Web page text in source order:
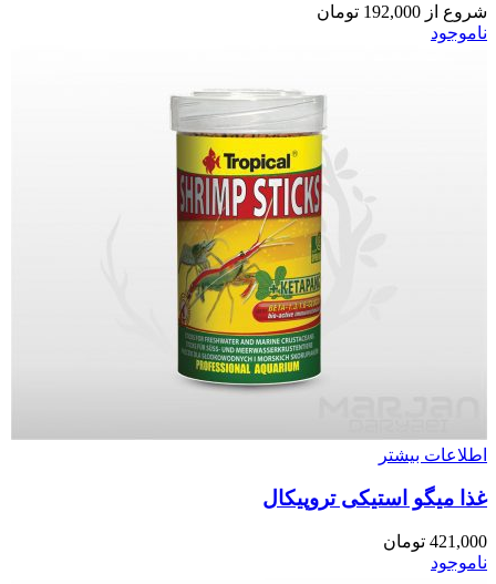
شروع از 192,000 تومان
ناموجود
اطلاعات بیشتر
غذا میگو استیکی تروپیکال
421,000 تومان
ناموجود